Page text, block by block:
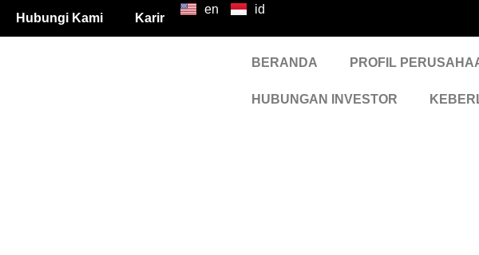
Hubungi Kami Karir
en id
BERANDA PROFIL
HUBUNGAN INVESTOR
Laporan